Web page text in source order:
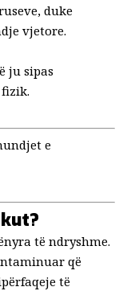
duke
vjetore.
ju sipas
e
të ndryshme.
që
të